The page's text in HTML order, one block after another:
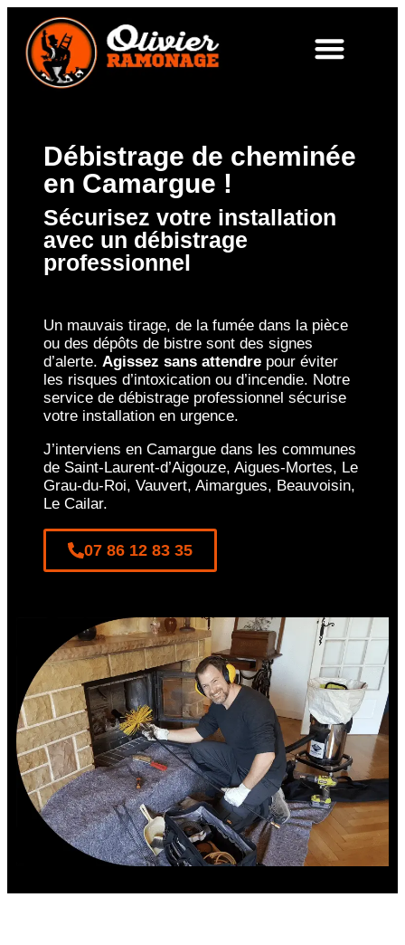
Débistrage de cheminée
en Camargue !
Sécurisez votre installation
avec un débistrage
professionnel
Un mauvais tirage, de la fumée dans la pièce
ou des dépôts de bistre sont des signes
d’alerte. Agissez sans attendre pour éviter
les risques d’intoxication ou d’incendie. Notre
service de débistrage professionnel sécurise
votre installation en urgence.
J’interviens en Camargue dans les communes
de Saint-Laurent-d’Aigouze, Aigues-Mortes, Le
Grau-du-Roi, Vauvert, Aimargues, Beauvoisin,
Le Cailar.
07 86 12 83 35